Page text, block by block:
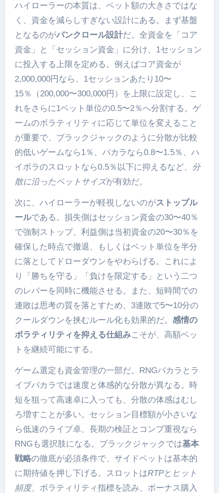
ハイローラーの本質は、ベット額の大きさではな
く、資金を減らしすぎない設計にある。まず基盤
となるのがバンクロール設計だ。全資金を「コア
資金」と「セッション資金」に分け、1セッション
に投入する上限を定める。例えばコア資金が
2,000,000円なら、1セッションあたり10〜
15％（200,000〜300,000円）を上限に設定し、こ
れをさらに1ベット単位の0.5〜2％へ分割する。ゲ
ームのボラティリティに応じて単位を変えること
が重要で、ブラックジャックのように分散が比較
的低いゲームなら1％、バカラなら0.8〜1.5％、ハ
イボラのスロットなら0.5％以下に抑えるなど、
分
散に沿ったベットサイズが有効だ。
次に、ハイローラーが軽視しないのがストップル
ールである。損失側はセッション資金の30〜40％
で強制ストップ、利益側は当初資金の20〜30％を
確保した時点で撤退、もしくはベット単位を半分
に落としてドローダウンをやわらげる。これによ
り「勝ちを守る」「負けを限定する」という二つ
のレバーを同時に機能させる。また、短時間での
連敗は思考の質を落とすため、3連敗で5〜10分の
クールダウンを挟むルール化も効果的だ。 感情の
ボラティリティを抑える仕組みこそが、高額ベッ
トを継続可能にする。
ゲーム選定も資金管理の一部だ。RNGバカラとラ
イブバカラでは速度と体感的な分散が異なる。時
短を狙って高速卓に入っても、分散の体感はむし
ろ増すことが多い。セッション目標額が小さいな
ら低速のライブ卓、長期の検証とコンプ重視なら
RNGも選択肢になる。ブラックジャックでは基本
戦略の徹底が必須条件で、サイドベットは基本的
に期待値を押し下げる。スロットはRTPと ヒット
頻度、ボラティリティ指標を読み、ボーナス購入